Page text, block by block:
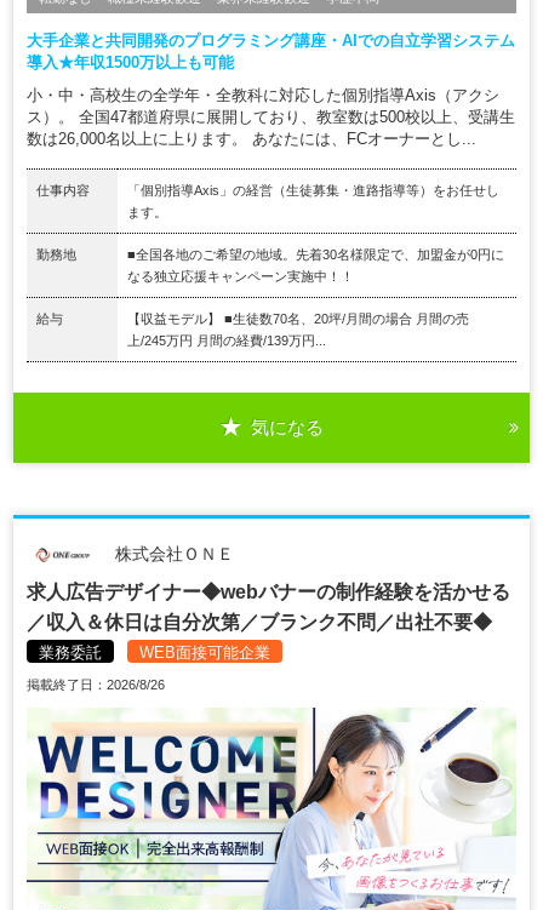
大手企業と共同開発のプログラミング講座・AIでの自立学習システム
導入★年収1500万以上も可能
小・中・高校生の全学年・全教科に対応した個別指導Axis（アクシ
ス）。 全国47都道府県に展開しており、教室数は500校以上、受講生
数は26,000名以上に上ります。 あなたには、FCオーナーとし...
仕事内容
「個別指導Axis」の経営（生徒募集・進路指導等）をお任せし
ます。
勤務地
■全国各地のご希望の地域。先着30名様限定で、加盟金が0円に
なる独立応援キャンペーン実施中！！
給与
【収益モデル】 ■生徒数70名、20坪/月間の場合 月間の売
上/245万円 月間の経費/139万円...
気になる
株式会社ＯＮＥ
求人広告デザイナー◆webバナーの制作経験を活かせる
／収入＆休日は自分次第／ブランク不問／出社不要◆
業務委託 WEB面接可能企業
掲載終了日：2026/8/26